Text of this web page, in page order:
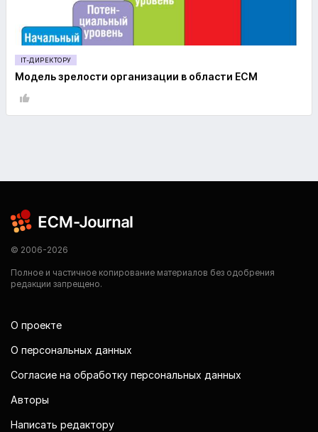
IT-ДИРЕКТОРУ
Модель зрелости организации в области ECM
© 2006-2026
Полное и частичное копирование материалов без одобрения
редакции запрещено.
О проекте
О персональных данных
Согласие на обработку персональных данных
Авторы
Написать редактору